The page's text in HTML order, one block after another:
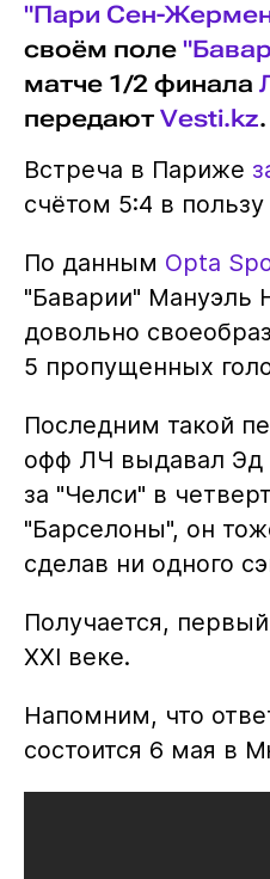
"Пари Сен-
своём поле
матче 1/2 финала
передают Vesti.kz.
Встреча в Париже
счётом 5:4 в пользу
По данным Opta
"Баварии" Мануэль
довольно
5 пропущенных
Последним такой
офф ЛЧ выдавал Эд
за "Челси" в
"Барселоны", он
сделав ни одного
Получается,
XXI веке.
Напомним, что
состоится 6 мая в